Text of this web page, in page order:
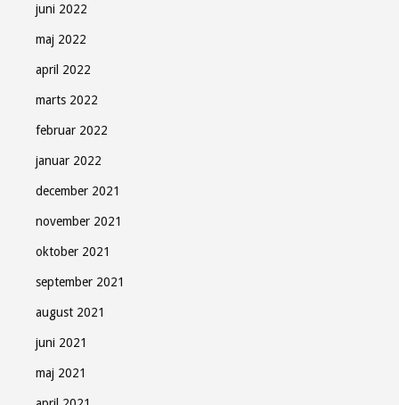
juni 2022
maj 2022
april 2022
marts 2022
februar 2022
januar 2022
december 2021
november 2021
oktober 2021
september 2021
august 2021
juni 2021
maj 2021